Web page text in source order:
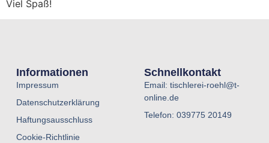
Viel Spaß!
Informationen
Impressum
Datenschutzerklärung
Haftungsausschluss
Cookie-Richtlinie
Schnellkontakt
Email: tischlerei-roehl@t-
online.de
Telefon: 039775 20149